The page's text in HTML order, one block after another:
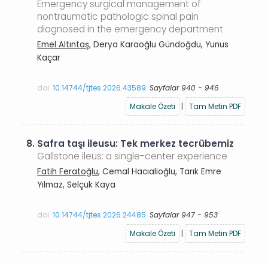
Emergency surgical management of
nontraumatic pathologic spinal pain
diagnosed in the emergency department
Emel Altıntaş, Derya Karaoğlu Gündoğdu, Yunus
Kaçar
doi:10.14744/tjtes.2026.43589 Sayfalar 940 - 946
Makale Özeti
| Tam Metin PDF
8. Safra taşı ileusu: Tek merkez tecrübemiz
Gallstone ileus: a single-center experience
Fatih Feratoğlu, Cemal Hacıalioğlu, Tarık Emre
Yılmaz, Selçuk Kaya
doi:10.14744/tjtes.2026.24485 Sayfalar 947 - 953
Makale Özeti
| Tam Metin PDF